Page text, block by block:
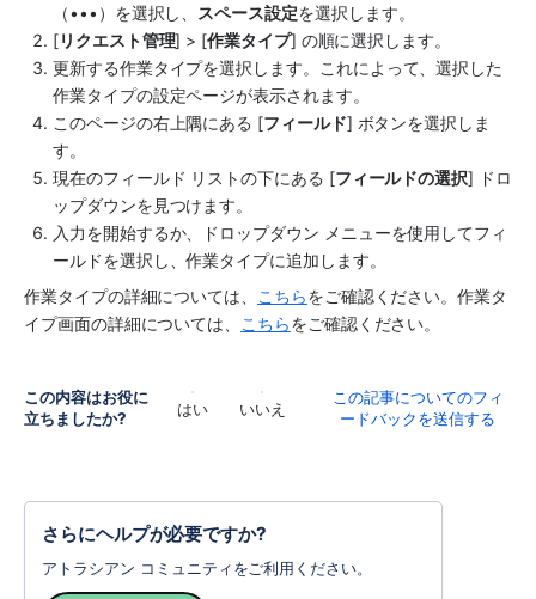
（•••）を選択し、 スペース設定を選択します。
[リクエスト管理] > [作業タイプ] の順に選択します。
更新する作業タイプを選択します。これによって、選択した
作業タイプの設定ページが表示されます。
このページの右上隅にある [フィールド] ボタンを選択しま
す。
現在のフィールド リストの下にある [フィールドの選択] ドロ
ップダウンを見つけます。
入力を開始するか、ドロップダウン メニューを使用してフィ
ールドを選択し、作業タイプに追加します。
作業タイプの詳細については、
こちらをご確認ください。作業タ
イプ画面の詳細については、
こちらをご確認ください。
この内容はお役に
立ちましたか?
はい いいえ
この記事についてのフィ
ードバックを送信する
さらにヘルプが必要ですか?
アトラシアン コミュニティをご利用ください。